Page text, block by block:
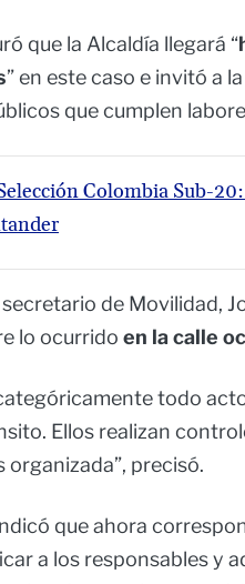
que la Alcaldía llegará “
” en este caso e invitó a
que cumplen
Colombia Sub-
de Movilidad,
lo ocurrido en la calle
todo
Ellos realizan
organizada”, precisó.
que ahora
a los responsables y